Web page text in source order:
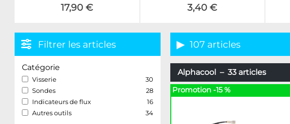
17,90 € 3,40 €
Filtrer les articles
Catégorie
Visserie
30
Sondes
28
Indicateurs de flux
16
Autres outils
34
107 articles
Alphacool – 33 articles
Promotion -15 %